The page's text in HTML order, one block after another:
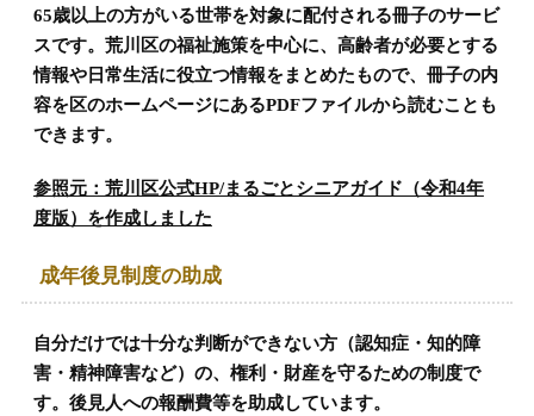
65歳以上の方がいる世帯を対象に配付される冊子のサービ
スです。荒川区の福祉施策を中心に、高齢者が必要とする
情報や日常生活に役立つ情報をまとめたもので、冊子の内
容を区のホームページにあるPDFファイルから読むことも
できます。
参照元：荒川区公式HP/まるごとシニアガイド（令和4年
度版）を作成しました
成年後見制度の助成
自分だけでは十分な判断ができない方（認知症・知的障
害・精神障害など）の、権利・財産を守るための制度で
す。後見人への報酬費等を助成しています。